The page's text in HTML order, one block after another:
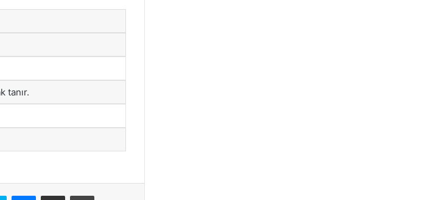
tanır.
Skype Messenger
E-Posta ile paylaş Yazdır